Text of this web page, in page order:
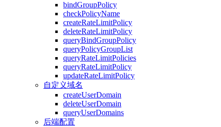
bindGroupPolicy
checkPolicyName
createRateLimitPolicy
deleteRateLimitPolicy
queryBindGroupPolicy
queryPolicyGroupList
queryRateLimitPolicies
queryRateLimitPolicy
updateRateLimitPolicy
自定义域名
createUserDomain
deleteUserDomain
queryUserDomains
后端配置